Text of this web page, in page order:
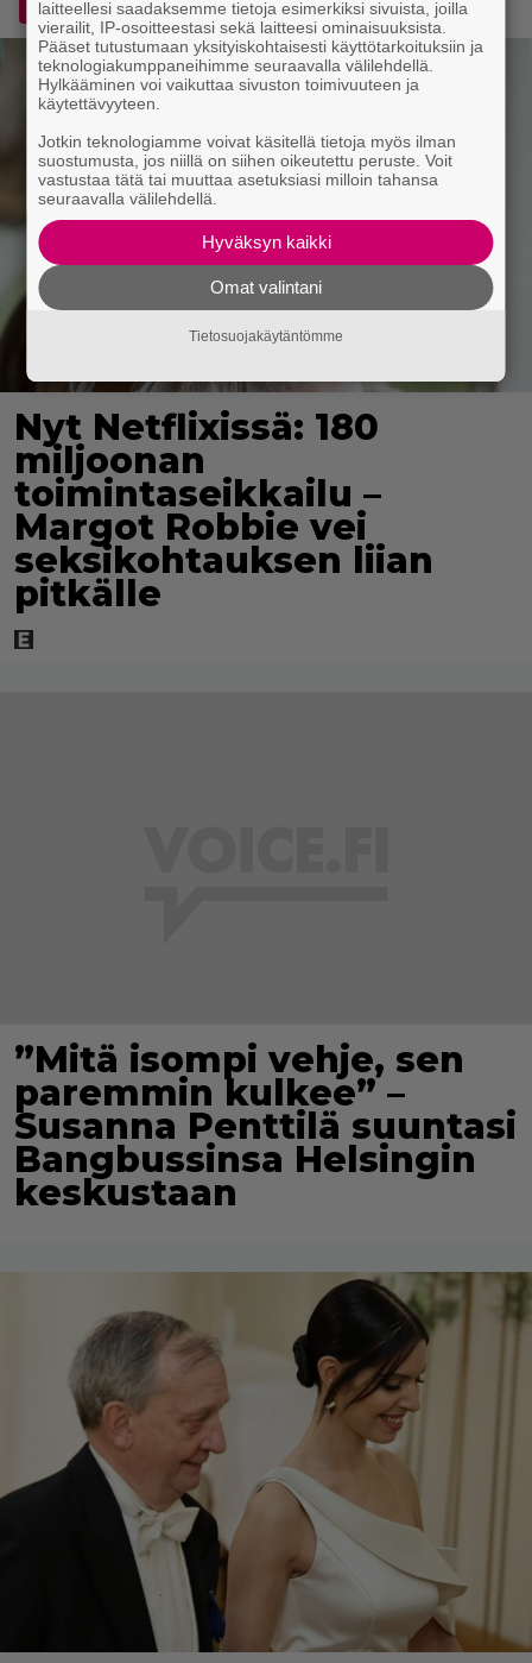
Nyt Netflixissä: 180
miljoonan
toimintaseikkailu –
Margot Robbie vei
seksikohtauksen liian
pitkälle
”Mitä isompi vehje, sen
paremmin kulkee” –
Susanna Penttilä suuntasi
Bangbussinsa Helsingin
keskustaan
laitteellesi saadaksemme tietoja esimerkiksi sivuista, joilla
vierailit, IP-osoitteestasi sekä laitteesi ominaisuuksista.
Pääset tutustumaan yksityiskohtaisesti käyttötarkoituksiin ja
teknologiakumppaneihimme seuraavalla välilehdellä.
Hylkääminen voi vaikuttaa sivuston toimivuuteen ja
käytettävyyteen.
Jotkin teknologiamme voivat käsitellä tietoja myös ilman
suostumusta, jos niillä on siihen oikeutettu peruste. Voit
vastustaa tätä tai muuttaa asetuksiasi milloin tahansa
seuraavalla välilehdellä.
Hyväksyn kaikki
Omat valintani
Tietosuojakäytäntömme